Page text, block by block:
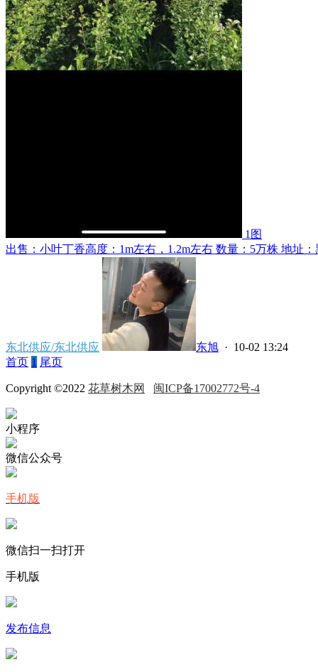
1图
出售：小叶丁香高度：1m左右，1.2m左右 数量：5万株 地址
东北供应/东北供应 东旭 · 10-02 13:24
首页 1 尾页
Copyright ©2022 花草树木网 闽ICP备17002772号-4
小程序
微信公众号
手机版
微信扫一扫打开
手机版
发布信息